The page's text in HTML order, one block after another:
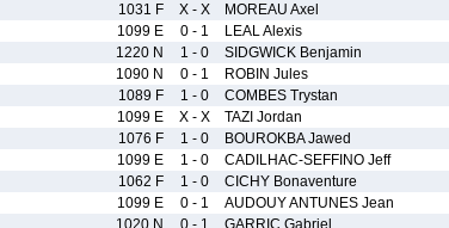
1031 F X - X MOREAU Axel
1099 E 0 - 1 LEAL Alexis
1220 N 1 - 0 SIDGWICK Benjamin
1090 N 0 - 1 ROBIN Jules
1089 F 1 - 0 COMBES Trystan
1099 E X - X TAZI Jordan
1076 F 1 - 0 BOUROKBA Jawed
1099 E 1 - 0 CADILHAC-SEFFINO Jeff
1062 F 1 - 0 CICHY Bonaventure
1099 E 0 - 1 AUDOUY ANTUNES Jean
1020 N 0 - 1 GARRIC Gabriel